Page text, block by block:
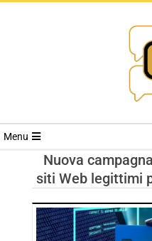
Menu
Nuova
siti Web legittimi